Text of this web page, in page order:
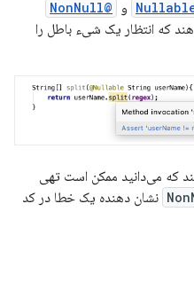
و @NonNull
که انتظار یک شیء باطل را
که می‌دانید ممکن است تهی
نشان دهنده یک خطا در کد